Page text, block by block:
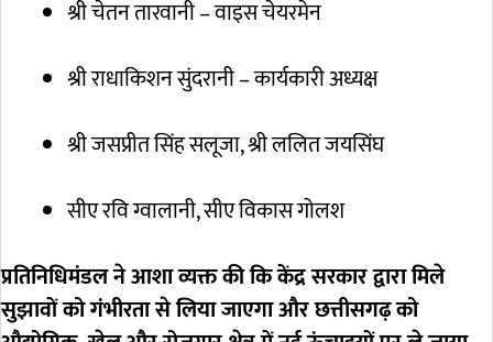
श्री चेतन तारवानी – वाइस चेयरमेन
श्री राधाकिशन सुंदरानी – कार्यकारी अध्यक्ष
श्री जसप्रीत सिंह सलूजा, श्री ललित जयसिंघ
सीए रवि ग्वालानी, सीए विकास गोलश
प्रतिनिधिमंडल ने आशा व्यक्त की कि केंद्र सरकार द्वारा मिले
सुझावों को गंभीरता से लिया जाएगा और छत्तीसगढ़ को